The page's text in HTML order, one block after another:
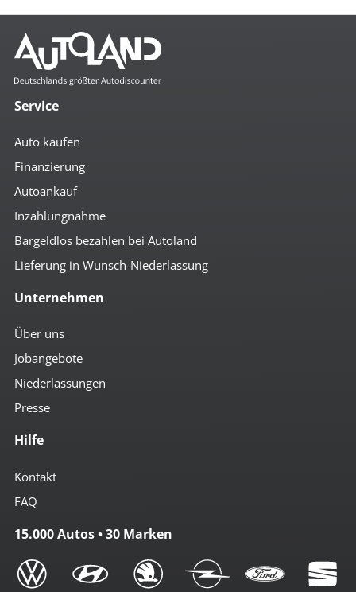
Service
Auto kaufen
Finanzierung
Autoankauf
Inzahlungnahme
Bargeldlos bezahlen bei Autoland
Lieferung in Wunsch-Niederlassung
Unternehmen
Über uns
Jobangebote
Niederlassungen
Presse
Hilfe
Kontakt
FAQ
15.000 Autos • 30 Marken